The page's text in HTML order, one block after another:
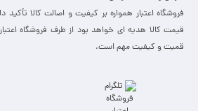
فروشگاه اعتبار همواره بر کیفیت و اصالت کالا
قیمت کالا هدیه ای خواهد بود از طرف فروشگاه
قمیت و کیفیت مهم است.